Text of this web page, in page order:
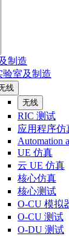
制造
验室及制造
线
无线
RIC 测试
应用程序仿
Automation
UE 仿真
云 UE 仿真
核心仿真
核心测试
O-CU 模拟
O-CU 测试
O-DU 测试